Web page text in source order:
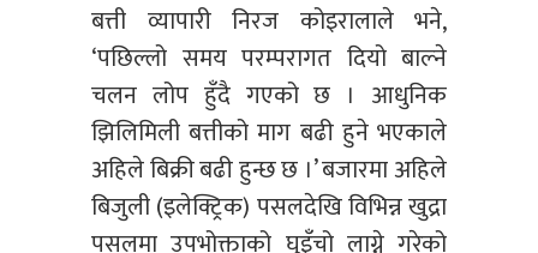
बत्ती व्यापारी निरज कोइरालाले भने,
‘पछिल्लो समय परम्परागत दियो बाल्ने
चलन लोप हुँदै गएको छ । आधुनिक
झिलिमिली बत्तीको माग बढी हुने भएकाले
अहिले बिक्री बढी हुन्छ छ ।’ बजारमा अहिले
बिजुली (इलेक्ट्रिक) पसलदेखि विभिन्न खुद्रा